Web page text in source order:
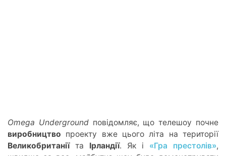
Omega Undergroundповідомляє, що телешоу почне
виробництво проекту вже цього літа на території
Великобританіїта Ірландії. Як і «Гра престолів»,